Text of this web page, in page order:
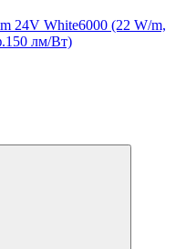
24V White6000 (22 W/m,
лм/Вт)